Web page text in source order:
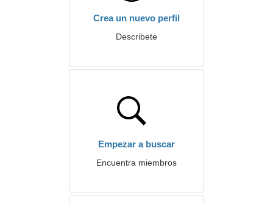
Crea un nuevo perfil
Describete
Empezar a buscar
Encuentra miembros